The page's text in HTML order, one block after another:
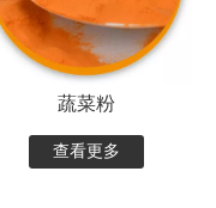
蔬菜粉
查看更多